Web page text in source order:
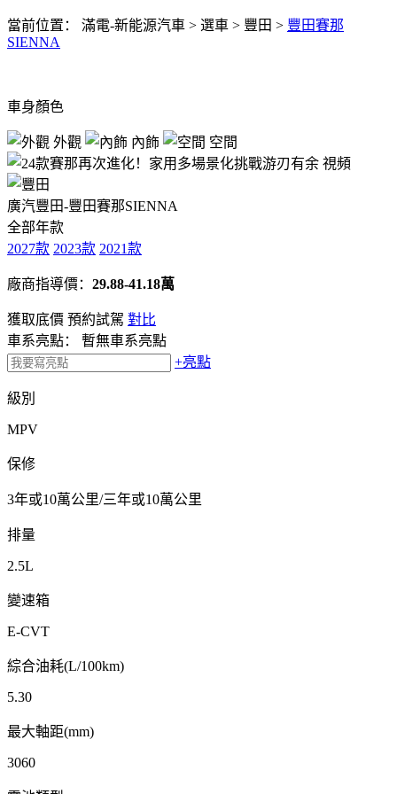
當前位置： 滿電-新能源汽車 > 選車 > 豐田 > 豐田賽那
SIENNA
車身顏色
外觀 內飾
空間
視頻
廣汽豐田-豐田賽那SIENNA
全部年款
2027款 2023款 2021款
廠商指導價： 29.88-41.18萬
獲取底價 預約試駕 對比
車系亮點：
暫無車系亮點
+亮點
級別
MPV
保修
3年或10萬公里/三年或10萬公里
排量
2.5L
變速箱
E-CVT
綜合油耗(L/100km)
5.30
最大軸距(mm)
3060